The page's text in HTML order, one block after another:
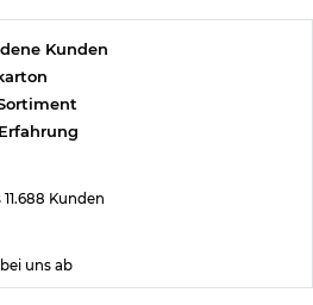
Kunden
Kunden
uns ab